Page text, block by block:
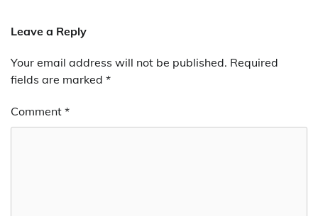
Leave a Reply
Your email address will not be published. Required
fields are marked *
Comment *